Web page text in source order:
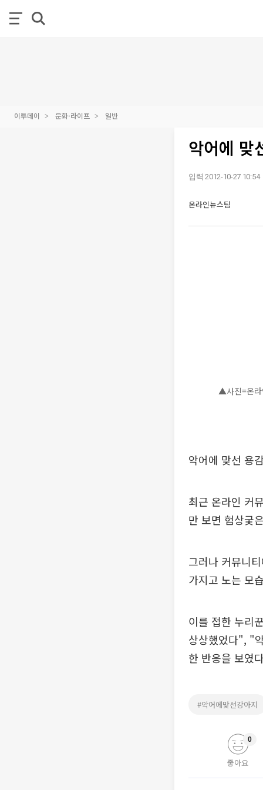
이투데이 문화·라이프 일반
악어에 맞
입력 2012-10-27 10:54
온라인뉴스팀
▲사진=온라
악어에 맞선 용
최근 온라인 커
만 보면 험상궂
그러나 커뮤니
가지고 노는 모
이를 접한 누리
상상했었다", "
한 반응을 보였
#악어에맞선강아지
좋아요
0